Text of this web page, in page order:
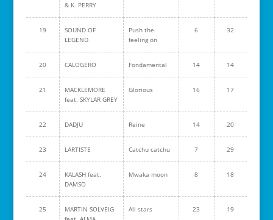
& K. PERRY
19
SOUND OF
LEGEND
Push the
feeling on
6 32
20 CALOGERO Fondamental 14 14
21
MACKLEMORE
feat. SKYLAR GREY
Glorious 16 17
22 DADJU Reine 14 20
23 LARTISTE Catchu catchu 7 29
24
KALASH feat.
DAMSO
Mwaka moon 8 18
25
MARTIN SOLVEIG
All stars 23 19